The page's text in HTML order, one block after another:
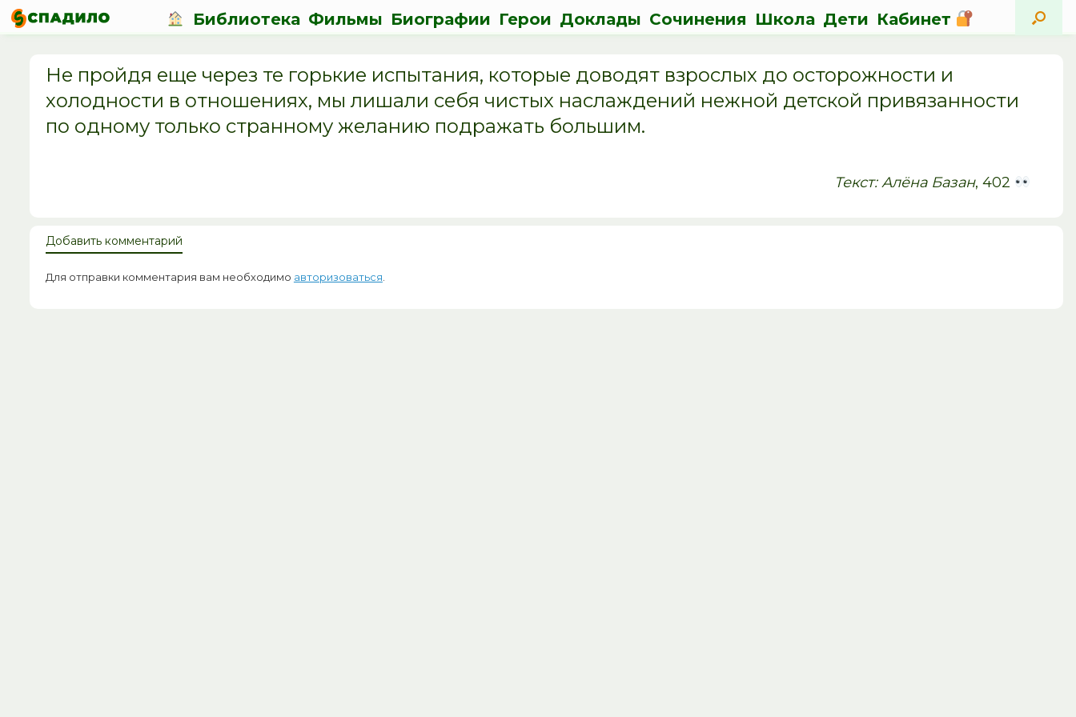
Библиотека Фильмы Биографии Герои Доклады Сочинения Школа Дети Кабинет
Не пройдя еще через те горькие испытания, которые доводят взрослых до осторожности и
холодности в отношениях, мы лишали себя чистых наслаждений нежной детской привязанности
по одному только странному желанию подражать большим.
Текст: Алёна Базан, 402
Добавить комментарий
Для отправки комментария вам необходимо авторизоваться